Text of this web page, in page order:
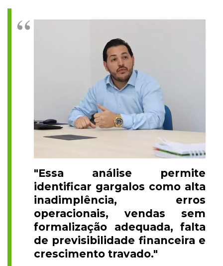
"Essa análise permite
identificar gargalos como alta
inadimplência, erros
operacionais, vendas sem
formalização adequada, falta
de previsibilidade financeira e
crescimento travado."